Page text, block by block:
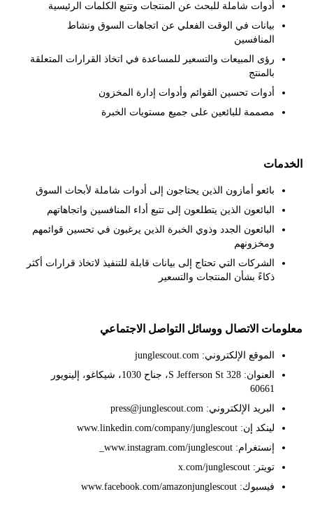
أدوات شاملة للبحث عن المنتجات وتتبع الكلمات الرئيسية
بيانات في الوقت الفعلي عن اتجاهات السوق ونشاط
المنافسين
رؤى المبيعات والتسعير للمساعدة في اتخاذ القرارات المتعلقة
أدوات تحسين القوائم وأدوات إدارة المخزون
مصممة للبائعين على جميع مستويات الخبرة
بائعو أمازون الذين يحتاجون إلى أدوات شاملة لأبحاث السوق
البائعون الذين يتطلعون إلى تتبع أداء المنافسين واتجاهاتهم
البائعون الجدد وذوي الخبرة الذين يرغبون في تحسين قوائمهم
ومخزونهم
الشركات التي تحتاج إلى بيانات قابلة للتنفيذ لاتخاذ قرارات أكثر
ذكاءً بشأن المنتجات والتسعير
الاتصال ووسائل التواصل الاجتماعي
الموقع الإلكتروني: junglescout.com
العنوان: 328 S Jefferson St، جناح 1030، شيكاغو، إلينويور
البريد الإلكتروني: press@junglescout.com
لينكد إن: www.linkedin.com/company/junglescout
إنستغرام: www.instagram.com/junglescout_
تويتر: x.com/junglescout
فيسبوك: www.facebook.com/amazonjunglescout